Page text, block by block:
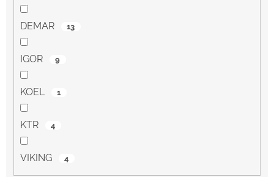
DEMAR 13
IGOR 9
KOEL 1
KTR 4
VIKING 4